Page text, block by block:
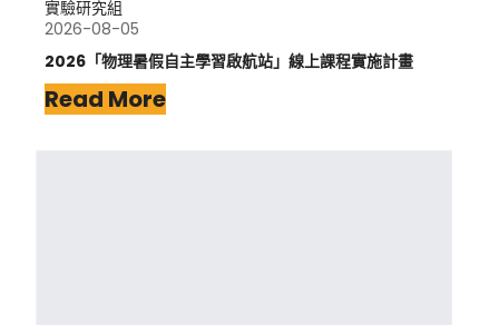
實驗研究組
2026-08-05
2026「物理暑假自主學習啟航站」線上課程實施計畫
Read More